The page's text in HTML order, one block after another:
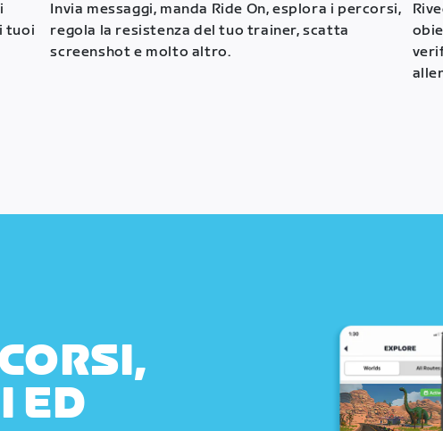
tuoi
Invia messaggi, manda Ride On, esplora i percorsi,
regola la resistenza del tuo trainer, scatta
screenshot e molto altro.
ED